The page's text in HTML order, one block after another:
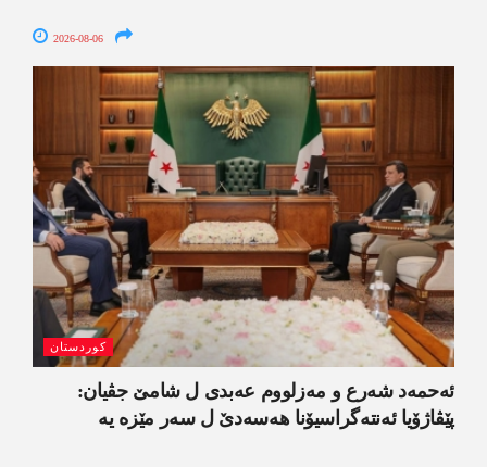
2026-08-06
کوردستان
ئەحمەد شەرع و مەزلووم عەبدی ل شامێ جڤیان:
پێڤاژۆیا ئەنتەگراسیۆنا ھەسەدێ ل سەر مێزە یە